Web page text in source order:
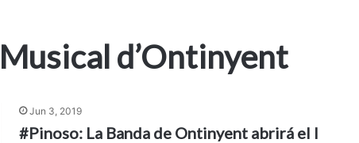
d’Ontinyent
Jun 3, 2019
#Pinoso: La Banda de Ontinyent abrirá el I